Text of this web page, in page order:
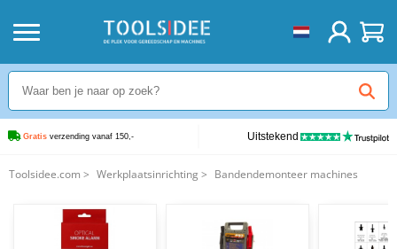
Gratis verzending vanaf 150,- Uitstekend
Toolsidee.com > Werkplaatsinrichting > Bandendemonteer machines